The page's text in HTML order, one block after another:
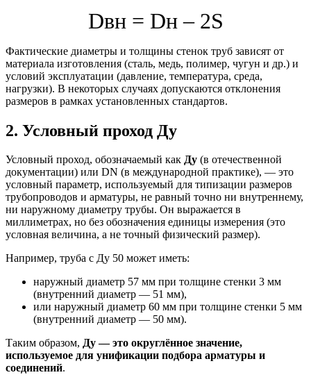
Dвн = Dн – 2S
Фактические диаметры и толщины стенок труб зависят от
материала изготовления (сталь, медь, полимер, чугун и др.) и
условий эксплуатации (давление, температура, среда,
нагрузки). В некоторых случаях допускаются отклонения
размеров в рамках установленных стандартов.
2. Условный проход Ду
Условный проход, обозначаемый как Ду (в отечественной
документации) или DN (в международной практике), — это
условный параметр, используемый для типизации размеров
трубопроводов и арматуры, не равный точно ни внутреннему,
ни наружному диаметру трубы. Он выражается в
миллиметрах, но без обозначения единицы измерения (это
условная величина, а не точный физический размер).
Например, труба с Ду 50 может иметь:
наружный диаметр 57 мм при толщине стенки 3 мм
(внутренний диаметр — 51 мм),
или наружный диаметр 60 мм при толщине стенки 5 мм
(внутренний диаметр — 50 мм).
Таким образом, Ду — это округлённое значение,
используемое для унификации подбора арматуры и
соединений.